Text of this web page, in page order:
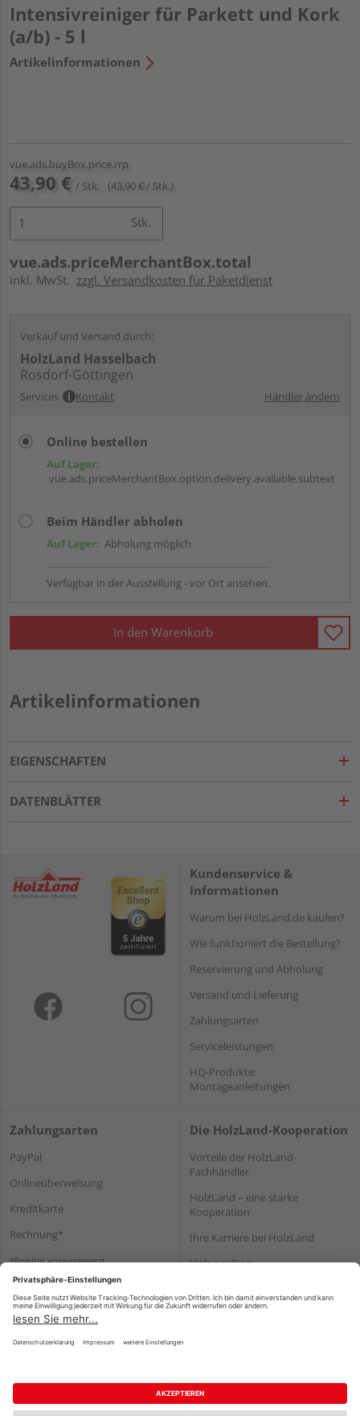
Intensivreiniger für Parkett und Kork
(a/b) - 5 l
Artikelinformationen
vue.ads.buyBox.price.rrp
43,90 € / Stk. (43,90 € / Stk.)
Stk.
vue.ads.priceMerchantBox.total
inkl. MwSt. zzgl. Versandkosten für Paketdienst
Verkauf und Versand durch:
HolzLand Hasselbach
Rosdorf-Göttingen
Services Kontakt Händler ändern
Online bestellen
Auf Lager:
vue.ads.priceMerchantBox.option.delivery.available.subtext
Beim Händler abholen
Auf Lager: Abholung möglich
Verfügbar in der Ausstellung - vor Ort ansehen.
In den Warenkorb
Artikelinformationen
EIGENSCHAFTEN
DATENBLÄTTER
Kundenservice &
Informationen
Warum bei HolzLand.de kaufen?
Wie funktioniert die Bestellung?
Reservierung und Abholung
Versand und Lieferung
Zahlungsarten
Serviceleistungen
HQ-Produkte:
Montageanleitungen
Zahlungsarten
PayPal
Onlineüberweisung
Kreditkarte
Rechnung*
*Bonität vorausgesetzt
Die HolzLand-Kooperation
Vorteile der HolzLand-
Fachhändler
HolzLand – eine starke
Kooperation
Ihre Karriere bei HolzLand
Holz-Lexikon
Impressum Datenschutz
Nutzungsbedingungen
Barrierefreiheitserklärung
Vertrag widerrufen